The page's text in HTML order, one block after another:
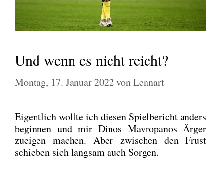
Und wenn es nicht reicht?
Montag, 17. Januar 2022vonLennart
Eigent­lich woll­te ich die­sen Spiel­be­richt anders
begin­nen und mir Dinos Mavro­pa­nos Ärger
zuei­gen machen. Aber zwi­schen den Frust
schie­ben sich lang­sam auch Sor­gen.